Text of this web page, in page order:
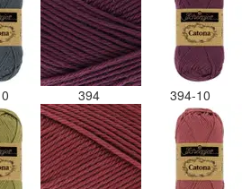
394 394-10